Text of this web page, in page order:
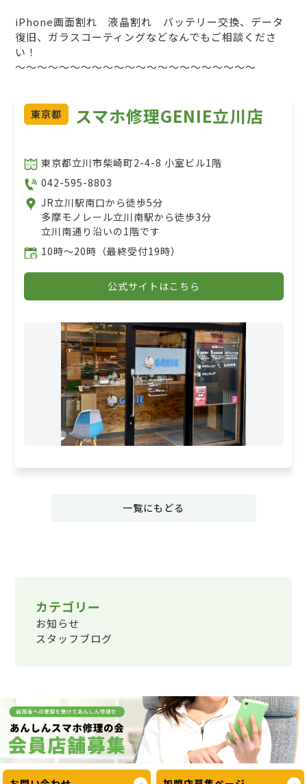
iPhone画面割れ 液晶割れ バッテリー交換、データ
復旧、ガラスコーティングなどなんでもご相談くださ
い！
～～～～～～～～～～～～～～～～～～～～～～
東京都 スマホ修理GENIE立川店
東京都立川市柴崎町2-4-8 小室ビル1階
042-595-8803
JR立川駅南口から徒歩5分
多摩モノレール立川南駅から徒歩3分
立川南通り沿いの1階です
10時〜20時（最終受付19時）
公式サイトはこちら
一覧にもどる
カテゴリー
お知らせ
スタッフブログ